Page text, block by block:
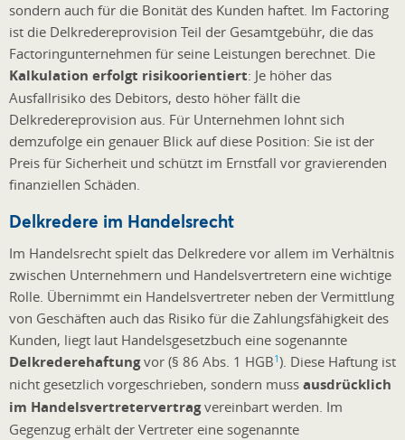
sondern auch für die Bonität des Kunden haftet. Im Factoring
ist die Delkredereprovision Teil der Gesamtgebühr, die das
Factoringunternehmen für seine Leistungen berechnet. Die
Kalkulation erfolgt risikoorientiert: Je höher das
Ausfallrisiko des Debitors, desto höher fällt die
Delkredereprovision aus. Für Unternehmen lohnt sich
demzufolge ein genauer Blick auf diese Position: Sie ist der
Preis für Sicherheit und schützt im Ernstfall vor gravierenden
finanziellen Schäden.
Delkredere im Handelsrecht
Im Handelsrecht spielt das Delkredere vor allem im Verhältnis
zwischen Unternehmern und Handelsvertretern eine wichtige
Rolle. Übernimmt ein Handelsvertreter neben der Vermittlung
von Geschäften auch das Risiko für die Zahlungsfähigkeit des
Kunden, liegt laut Handelsgesetzbuch eine sogenannte
Delkrederehaftungvor (§ 86 Abs. 1 HGB1). Diese Haftung ist
nicht gesetzlich vorgeschrieben, sondern muss ausdrücklich
im Handelsvertretervertragvereinbart werden. Im
Gegenzug erhält der Vertreter eine sogenannte